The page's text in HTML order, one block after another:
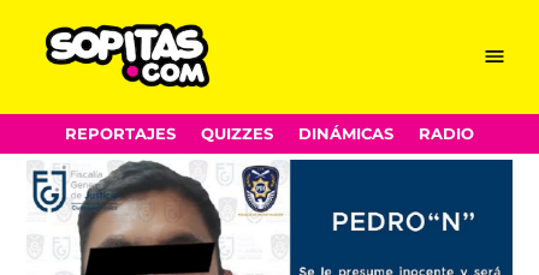
Skip
to
content
Menu
REPORTAJES QUIZZES DINÁMICAS RADIO